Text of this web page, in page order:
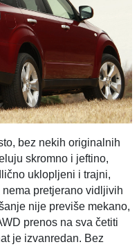
bez nekih originalnih
skromno i jeftino,
uklopljeni i trajni,
pretjerano vidljivih
nije previše mekano,
prenos na sva četiti
je izvanredan. Bez